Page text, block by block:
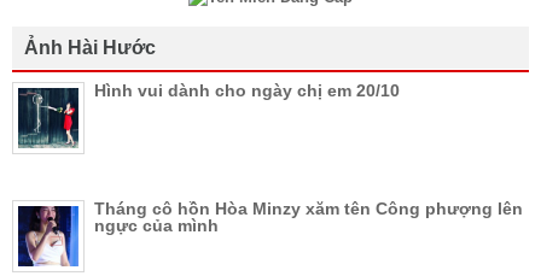
Ảnh Hài Hước
Hình vui dành cho ngày chị em 20/10
Tháng cô hồn Hòa Minzy xăm tên Công phượng lên
ngực của mình